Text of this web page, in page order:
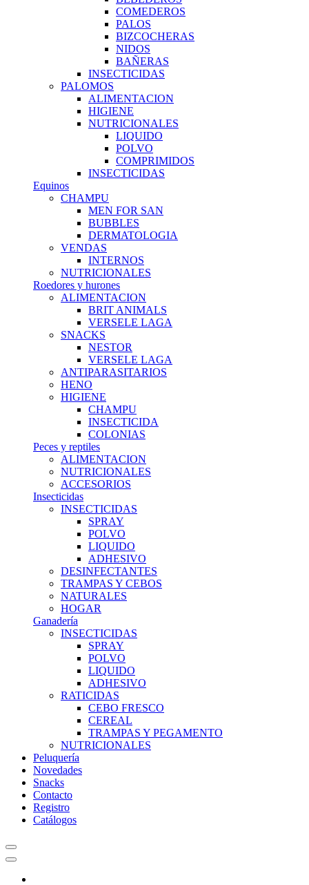
COMEDEROS
PALOS
BIZCOCHERAS
NIDOS
BAÑERAS
INSECTICIDAS
PALOMOS
ALIMENTACION
HIGIENE
NUTRICIONALES
LIQUIDO
POLVO
COMPRIMIDOS
INSECTICIDAS
Equinos
CHAMPU
MEN FOR SAN
BUBBLES
DERMATOLOGIA
VENDAS
INTERNOS
NUTRICIONALES
Roedores y hurones
ALIMENTACION
BRIT ANIMALS
VERSELE LAGA
SNACKS
NESTOR
VERSELE LAGA
ANTIPARASITARIOS
HENO
HIGIENE
CHAMPU
INSECTICIDA
COLONIAS
Peces y reptiles
ALIMENTACION
NUTRICIONALES
ACCESORIOS
Insecticidas
INSECTICIDAS
SPRAY
POLVO
LIQUIDO
ADHESIVO
DESINFECTANTES
TRAMPAS Y CEBOS
NATURALES
HOGAR
Ganadería
INSECTICIDAS
SPRAY
POLVO
LIQUIDO
ADHESIVO
RATICIDAS
CEBO FRESCO
CEREAL
TRAMPAS Y PEGAMENTO
NUTRICIONALES
Peluquería
Novedades
Snacks
Contacto
Registro
Catálogos